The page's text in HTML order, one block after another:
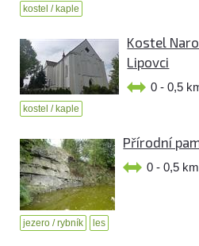
kostel / kaple
Kostel
Lipovci
0 - 0,5
kostel / kaple
Přírodní
0 - 0,5 km
jezero / rybník les